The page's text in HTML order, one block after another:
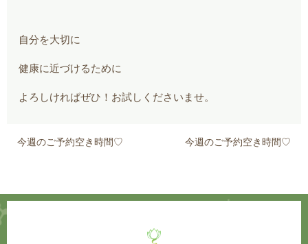
自分を大切に
健康に近づけるために
よろしければぜひ！お試しくださいませ。
今週のご予約空き時間♡ 今週のご予約空き時間♡